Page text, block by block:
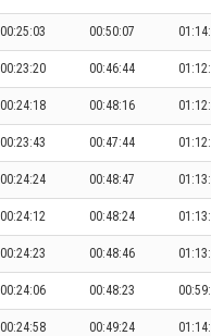
00:25:03 00:50:07
00:23:20 00:46:44
00:24:18 00:48:16
00:23:43 00:47:44
00:24:24 00:48:47
00:24:12 00:48:24
00:24:23 00:48:46
00:24:06 00:48:23
00:24:58 00:49:24